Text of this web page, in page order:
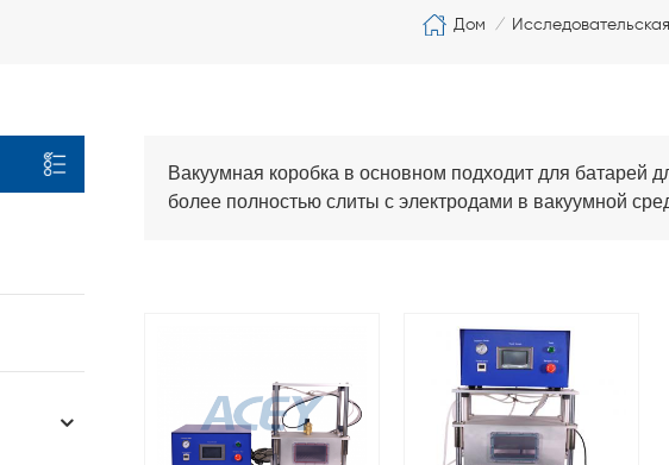
Дом /
Вакуумная коробка в основном подходит для батарей
более полностью слиты с электродами в вакуумной